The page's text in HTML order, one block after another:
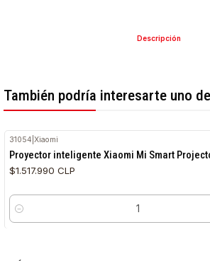
Descripción
También podría interesarte uno
31054 |Xiaomi
Proyector inteligente Xiaomi Mi Smart
$1.517.990 CLP
Cantidad